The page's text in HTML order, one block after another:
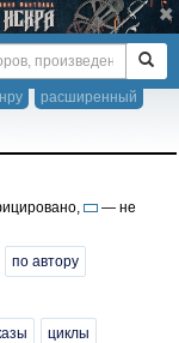
расширенный
— не
по автору
циклы